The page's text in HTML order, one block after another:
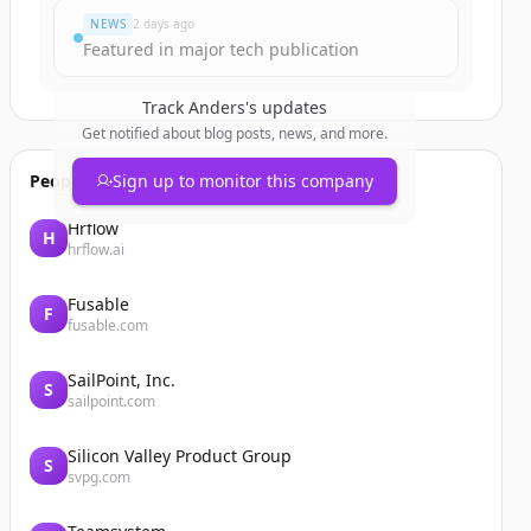
NEWS 2 days ago
Featured in major tech publication
Track Anders's updates
Get notified about blog posts, news, and more.
Sign up to monitor this company
People also viewed
H Hrflow
hrflow.ai
F Fusable
fusable.com
S SailPoint, Inc.
sailpoint.com
S Silicon Valley Product Group
svpg.com